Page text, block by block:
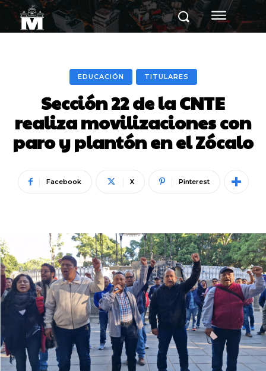
EDUCACIÓN TITULARES
Sección 22 de la CNTE
realiza movilizaciones con
paro y plantón en el Zócalo
Facebook X Pinterest